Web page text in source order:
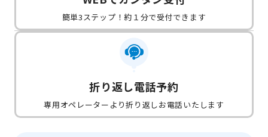
簡単3ステップ！約１分で受付できます
折り返し電話予約
専用オペレーターより折り返しお電話いたします